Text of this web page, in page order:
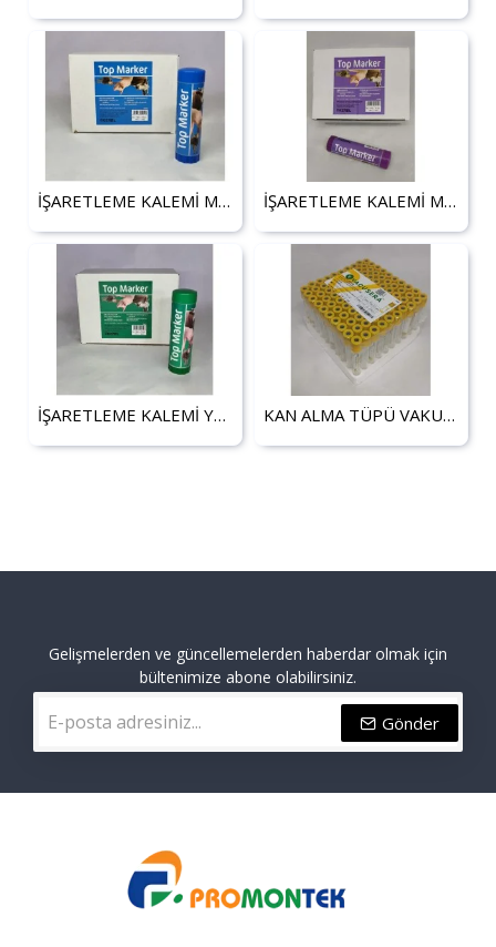
İŞARETLEME KALEMİ MAVİ (10ADET) İŞARETLEME KALEMİ MOR (10ADET)
İŞARETLEME KALEMİ YEŞİL (10ADET) KAN ALMA TÜPÜ VAKUMLU JELLİ SARI
Gelişmelerden ve güncellemelerden haberdar olmak için
bültenimize abone olabilirsiniz.
Gönder